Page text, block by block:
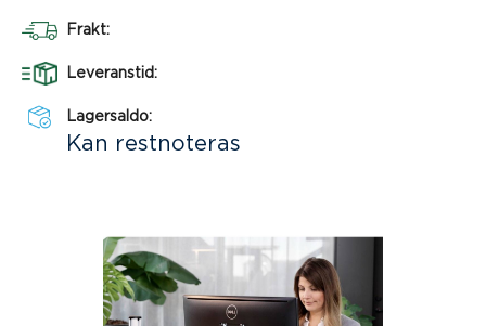
Frakt:
Leveranstid:
Lagersaldo:
Kan restnoteras